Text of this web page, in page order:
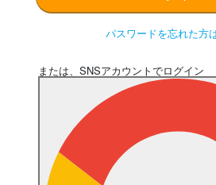
パスワードを忘れた方
または、SNSアカウントでログイン